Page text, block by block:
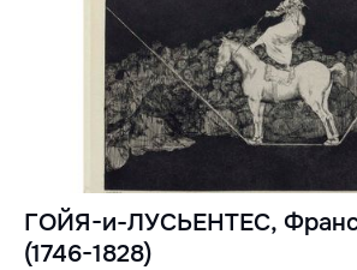
ГОЙЯ-и-ЛУСЬЕНТЕС,
(1746-1828)